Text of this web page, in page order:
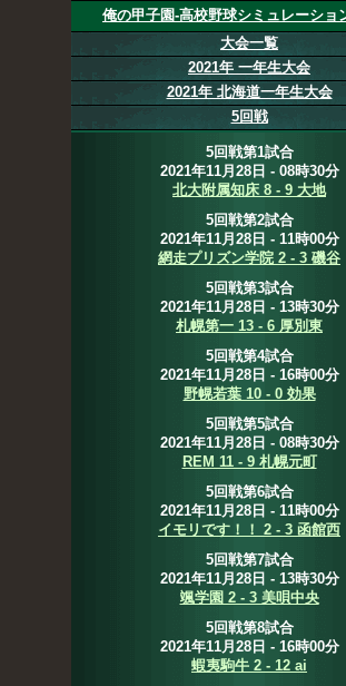
俺の甲子園-高校野球シミュレーショ
大会一覧
2021年 一年生大会
2021年 北海道一年生大会
5回戦
5回戦第1試合
2021年11月28日 - 08時30分
北大附属知床 8 - 9 大地
5回戦第2試合
2021年11月28日 - 11時00分
網走プリズン学院 2 - 3 磯谷
5回戦第3試合
2021年11月28日 - 13時30分
札幌第一 13 - 6 厚別東
5回戦第4試合
2021年11月28日 - 16時00分
野幌若葉 10 - 0 効果
5回戦第5試合
2021年11月28日 - 08時30分
REM 11 - 9 札幌元町
5回戦第6試合
2021年11月28日 - 11時00分
イモリです！！ 2 - 3 函館西
5回戦第7試合
2021年11月28日 - 13時30分
颯学園 2 - 3 美唄中央
5回戦第8試合
2021年11月28日 - 16時00分
蝦夷駒牛 2 - 12 ai